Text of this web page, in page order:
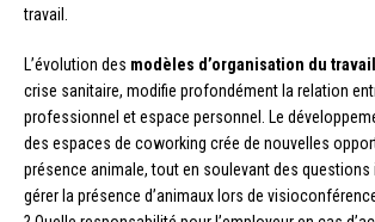
travail.
L’évolution des modèles d’organisation du travail
crise sanitaire, modifie profondément la relation
professionnel et espace personnel. Le
des espaces de coworking crée de nouvelles
présence animale, tout en soulevant des
gérer la présence d’animaux lors de